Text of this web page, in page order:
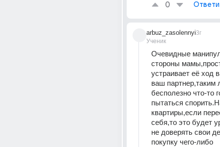
0
arbuz_zasolennyi
Ученик
3г
Очевидные
стороны
устраивает её ход
ваш партнер,таким
бесполезно что-то
пытаться
квартиры,если
себя,то это будет
не доверять свои
покупку чего-либо